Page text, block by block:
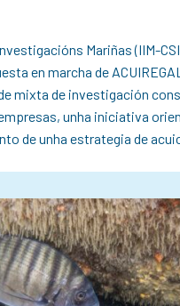
Mariñas (IIM-
en marcha de
mixta de investigación
unha iniciativa
de unha estrategia de